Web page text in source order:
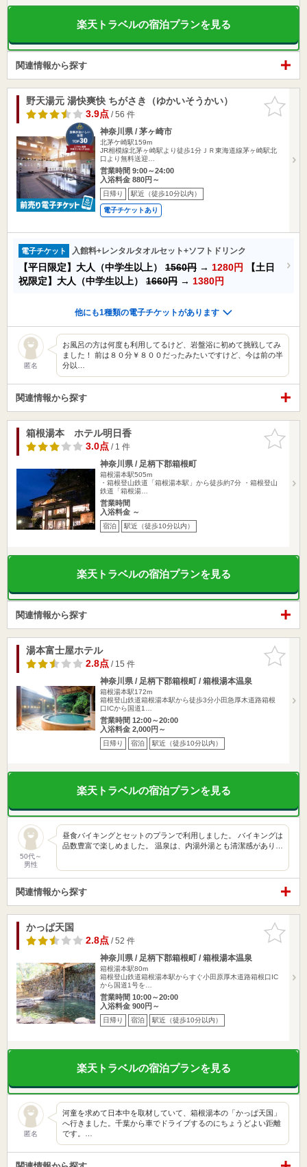
楽天トラベルの宿泊プランを見る
関連情報から探す
お気に入
りに追加
野天湯元 湯快爽快 ちがさき（ゆかいそうかい）
3.9点/ 56 件
神奈川県 / 茅ヶ崎市
北茅ケ崎駅159m
JR相模線北茅ヶ崎駅より徒歩1分ＪＲ東海道線茅ヶ崎駅北
口より無料送迎…
営業時間 9:00～24:00
入浴料金 880円～
日帰り 駅近（徒歩10分以内）
電子チケットあり
電子チケット 入館料+レンタルタオルセット+ソフトドリンク
【平日限定】大人（中学生以上） 1560円 → 1280円
【土日
祝限定】大人（中学生以上） 1660円 → 1380円
他にも1種類の電子チケットがあります
匿名
お風呂の方は何度も利用してるけど、岩盤浴に初めて挑戦してみ
ました！ 前は８０分￥８００だったみたいですけど、今は前の半
分以…
関連情報から探す
お気に入
りに追加
箱根湯本 ホテル明日香
3.0点/ 1 件
神奈川県 / 足柄下郡箱根町
箱根湯本駅505m
・箱根登山鉄道「箱根湯本駅」から徒歩約7分 ・箱根登山
鉄道「箱根湯…
営業時間
入浴料金 ～
宿泊 駅近（徒歩10分以内）
楽天トラベルの宿泊プランを見る
関連情報から探す
お気に入
りに追加
湯本富士屋ホテル
2.8点/ 15 件
神奈川県 / 足柄下郡箱根町 / 箱根湯本温泉
箱根湯本駅172m
箱根登山鉄道箱根湯本駅から徒歩3分小田急厚木道路箱根
口ICから国道1…
営業時間 12:00～20:00
入浴料金 2,000円～
日帰り 宿泊 駅近（徒歩10分以内）
楽天トラベルの宿泊プランを見る
50代～
男性
昼食バイキングとセットのプランで利用しました。 バイキングは
品数豊富で楽しめました。 温泉は、内湯外湯とも清潔感があり…
関連情報から探す
お気に入
りに追加
かっぱ天国
2.8点/ 52 件
神奈川県 / 足柄下郡箱根町 / 箱根湯本温泉
箱根湯本駅80m
箱根登山鉄道箱根湯本駅からすぐ小田原厚木道路箱根口IC
から国道1号を…
営業時間 10:00～20:00
入浴料金 900円～
日帰り 宿泊 駅近（徒歩10分以内）
楽天トラベルの宿泊プランを見る
匿名
河童を求めて日本中を取材していて、箱根湯本の「かっぱ天国」
へ行きました。千葉から車でドライブするのにちょうどよい距離
です。…